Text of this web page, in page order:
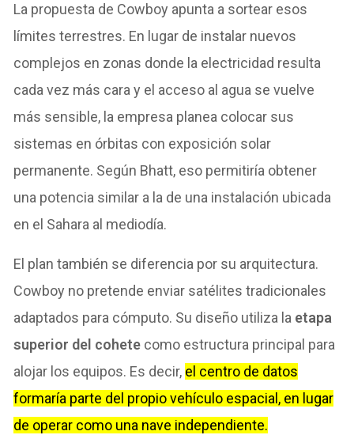
La propuesta de Cowboy apunta a sortear esos
límites terrestres. En lugar de instalar nuevos
complejos en zonas donde la electricidad resulta
cada vez más cara y el acceso al agua se vuelve
más sensible, la empresa planea colocar sus
sistemas en órbitas con exposición solar
permanente. Según Bhatt, eso permitiría obtener
una potencia similar a la de una instalación ubicada
en el Sahara al mediodía.
El plan también se diferencia por su arquitectura.
Cowboy no pretende enviar satélites tradicionales
adaptados para cómputo. Su diseño utiliza la etapa
superior del cohete como estructura principal para
alojar los equipos. Es decir, el centro de datos
formaría parte del propio vehículo espacial, en lugar
de operar como una nave independiente.